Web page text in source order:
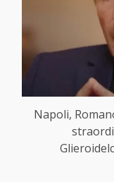
Napoli,